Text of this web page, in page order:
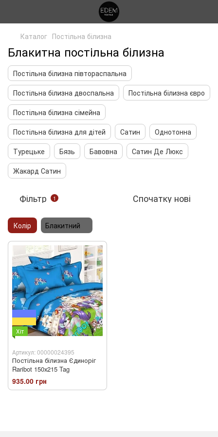
Каталог Постільна білизна
Блакитна постільна білизна
Постільна білизна півтораспальна
Постільна білизна двоспальна
Постільна білизна євро
Постільна білизна сімейна
Постільна білизна для дітей
Сатин
Однотонна
Турецьке
Бязь Бавовна
Сатин Де Люкс
Жакард Сатин
Фільтр 1 Спочатку нові
Колір Блакитний
Хіт
Артикул: 00000024395
Постільна білизна Єдиноріг
Raribot 150х215 Tag
935.00 грн